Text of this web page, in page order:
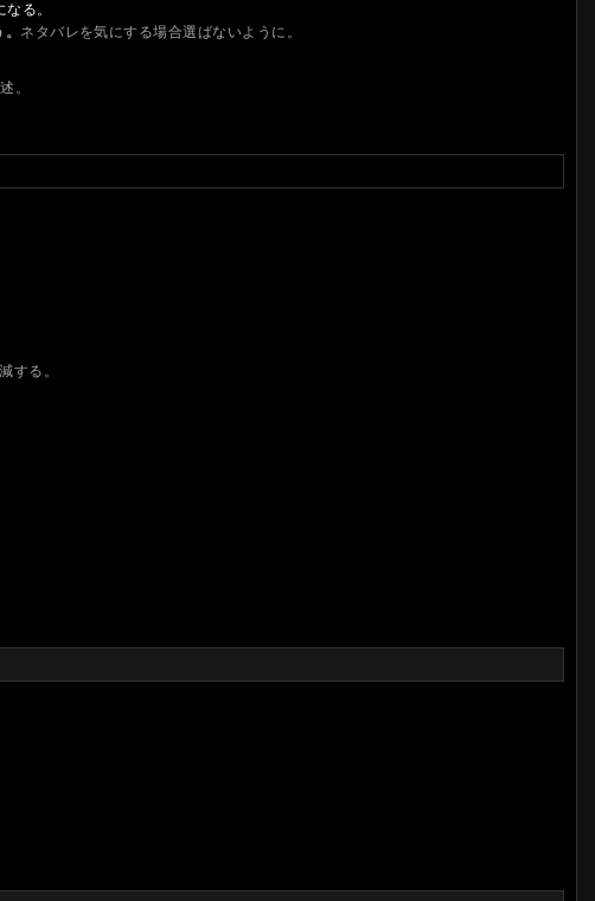
る。
ネタバレを気にする場合選ばないように。
。
する。